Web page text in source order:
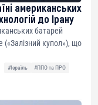
американських
до Ірану
батарей
(«Залізний купол»), що
#Ізраїль
#ППО та ПРО